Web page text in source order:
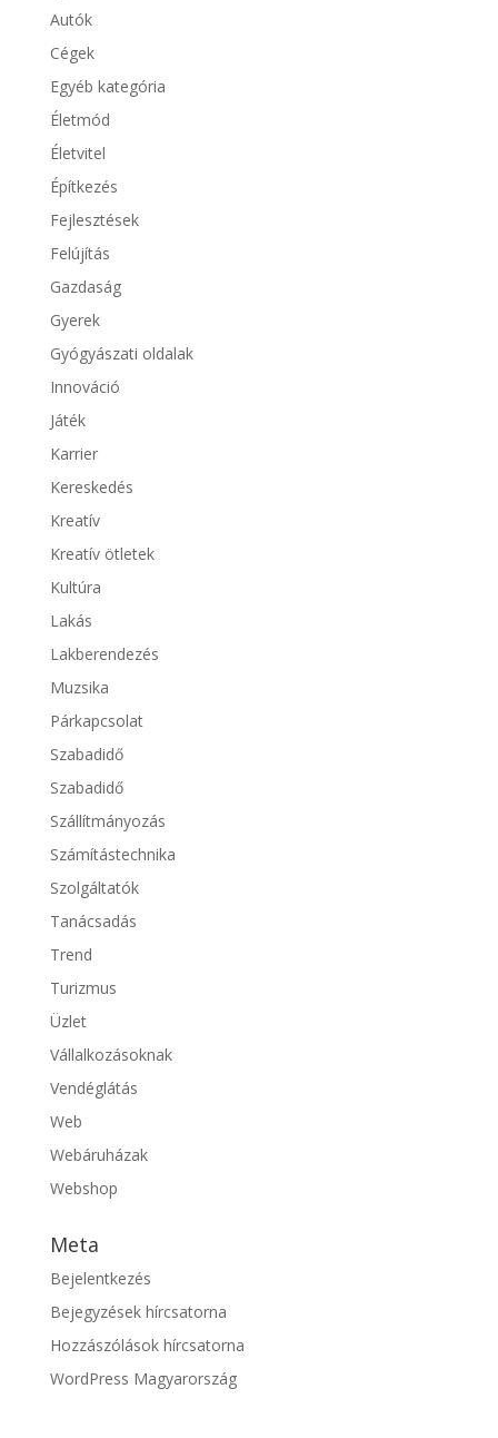
Autók
Cégek
Egyéb kategória
Életmód
Életvitel
Építkezés
Fejlesztések
Felújítás
Gazdaság
Gyerek
Gyógyászati oldalak
Innováció
Játék
Karrier
Kereskedés
Kreatív
Kreatív ötletek
Kultúra
Lakás
Lakberendezés
Muzsika
Párkapcsolat
Szabadidő
Szabadidő
Szállítmányozás
Számítástechnika
Szolgáltatók
Tanácsadás
Trend
Turizmus
Üzlet
Vállalkozásoknak
Vendéglátás
Web
Webáruházak
Webshop
Meta
Bejelentkezés
Bejegyzések hírcsatorna
Hozzászólások hírcsatorna
WordPress Magyarország